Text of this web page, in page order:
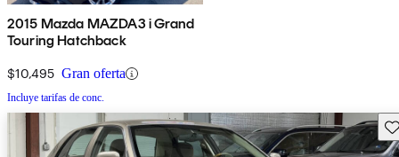
2015 Mazda MAZDA3 i Grand
Touring Hatchback
$10,495 Gran oferta
Incluye tarifas de conc.